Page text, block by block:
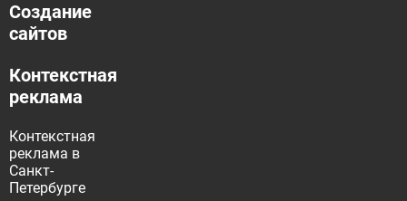
Создание
сайтов
Контекстная
реклама
Контекстная
реклама в
Санкт-
Петербурге